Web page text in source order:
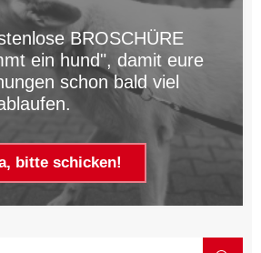
BROSCHÜRE
ein hund", damit eure
schon bald viel
bitte schicken!